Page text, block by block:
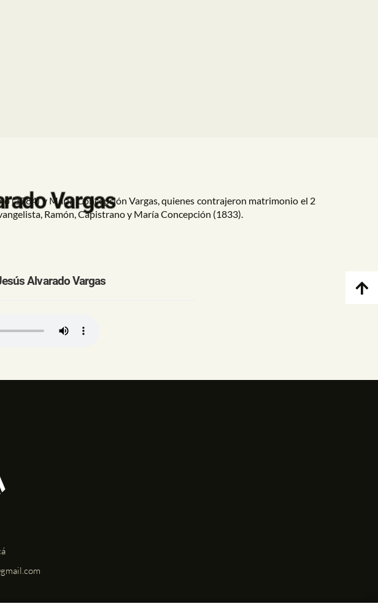
Vargas
(1784) y María Concepción Vargas, quienes contrajeron matrimonio el 2
Ramón, Capistrano y María Concepción (1833).
Alvarado Vargas